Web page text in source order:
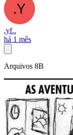
.yf..
há 1 mês
Arquivos 8B